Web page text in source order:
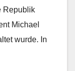
Republik
Michael
wurde. In